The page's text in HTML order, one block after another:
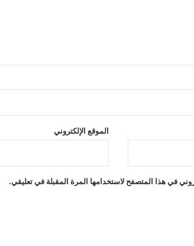
الموقع الإلكتروني
في هذا المتصفح لاستخدامها المرة المقبلة في تعليقي.